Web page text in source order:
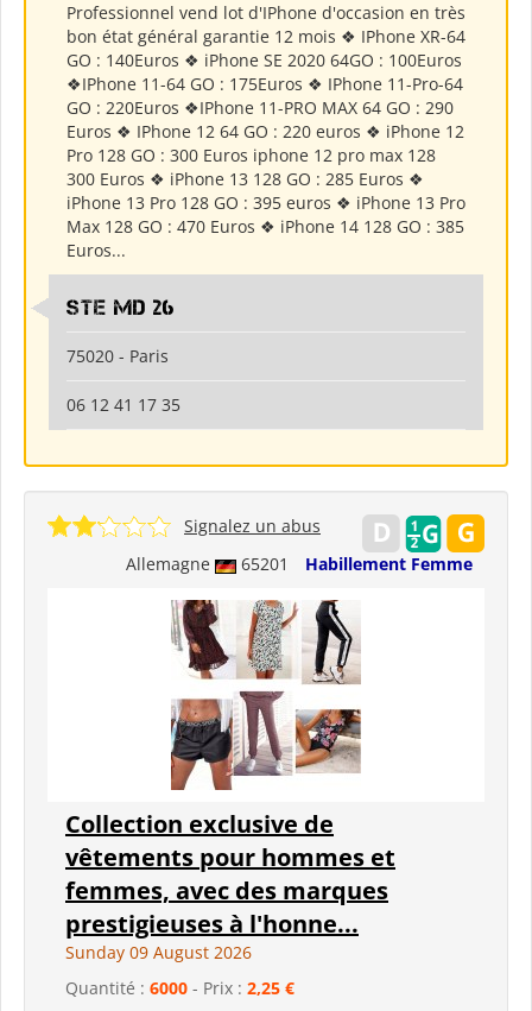
Professionnel vend lot d'IPhone d'occasion en très
bon état général garantie 12 mois ❖ IPhone XR-64
GO : 140Euros ❖ iPhone SE 2020 64GO : 100Euros
❖IPhone 11-64 GO : 175Euros ❖ IPhone 11-Pro-64
GO : 220Euros ❖IPhone 11-PRO MAX 64 GO : 290
Euros ❖ IPhone 12 64 GO : 220 euros ❖ iPhone 12
Pro 128 GO : 300 Euros iphone 12 pro max 128
300 Euros ❖ iPhone 13 128 GO : 285 Euros ❖
iPhone 13 Pro 128 GO : 395 euros ❖ iPhone 13 Pro
Max 128 GO : 470 Euros ❖ iPhone 14 128 GO : 385
Euros...
Ste md 26
75020 - Paris
06 12 41 17 35
Allemagne 65201 Habillement Femme
Signalez un abus
Collection exclusive de
vêtements pour hommes et
femmes, avec des marques
prestigieuses à l'honne...
Sunday 09 August 2026
Quantité : 6000 - Prix : 2,25 €